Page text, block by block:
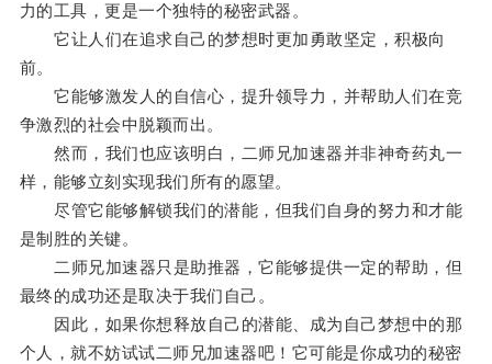
力的工具，更是一个独特的秘密武器。
它让人们在追求自己的梦想时更加勇敢坚定，积极向
前。
它能够激发人的自信心，提升领导力，并帮助人们在竞
争激烈的社会中脱颖而出。
然而，我们也应该明白，二师兄加速器并非神奇药丸一
样，能够立刻实现我们所有的愿望。
尽管它能够解锁我们的潜能，但我们自身的努力和才能
是制胜的关键。
二师兄加速器只是助推器，它能够提供一定的帮助，但
最终的成功还是取决于我们自己。
因此，如果你想释放自己的潜能、成为自己梦想中的那
个人，就不妨试试二师兄加速器吧！它可能是你成功的秘密